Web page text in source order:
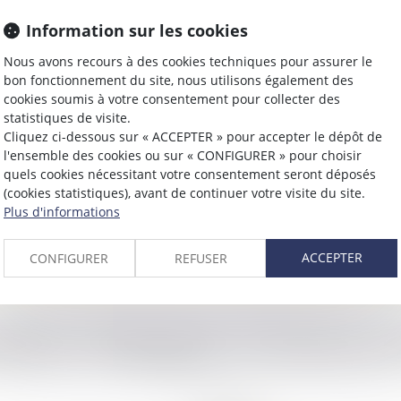
Expertises
Information sur les cookies
Nous avons recours à des cookies techniques pour assurer le
bon fonctionnement du site, nous utilisons également des
cookies soumis à votre consentement pour collecter des
statistiques de visite.
Cliquez ci-dessous sur « ACCEPTER » pour accepter le dépôt de
l'ensemble des cookies ou sur « CONFIGURER » pour choisir
quels cookies nécessitant votre consentement seront déposés
(cookies statistiques), avant de continuer votre visite du site.
Plus d'informations
CONFIGURER REFUSER ACCEPTER